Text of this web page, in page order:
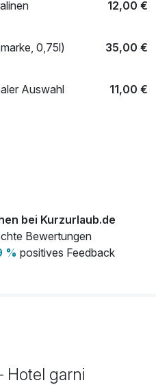
12,00 €
0,75l) 35,00 €
Auswahl 11,00 €
| Pralinen |
60,50 €
bei Kurzurlaub.de
Bewertungen
% positives Feedback
Hotel garni